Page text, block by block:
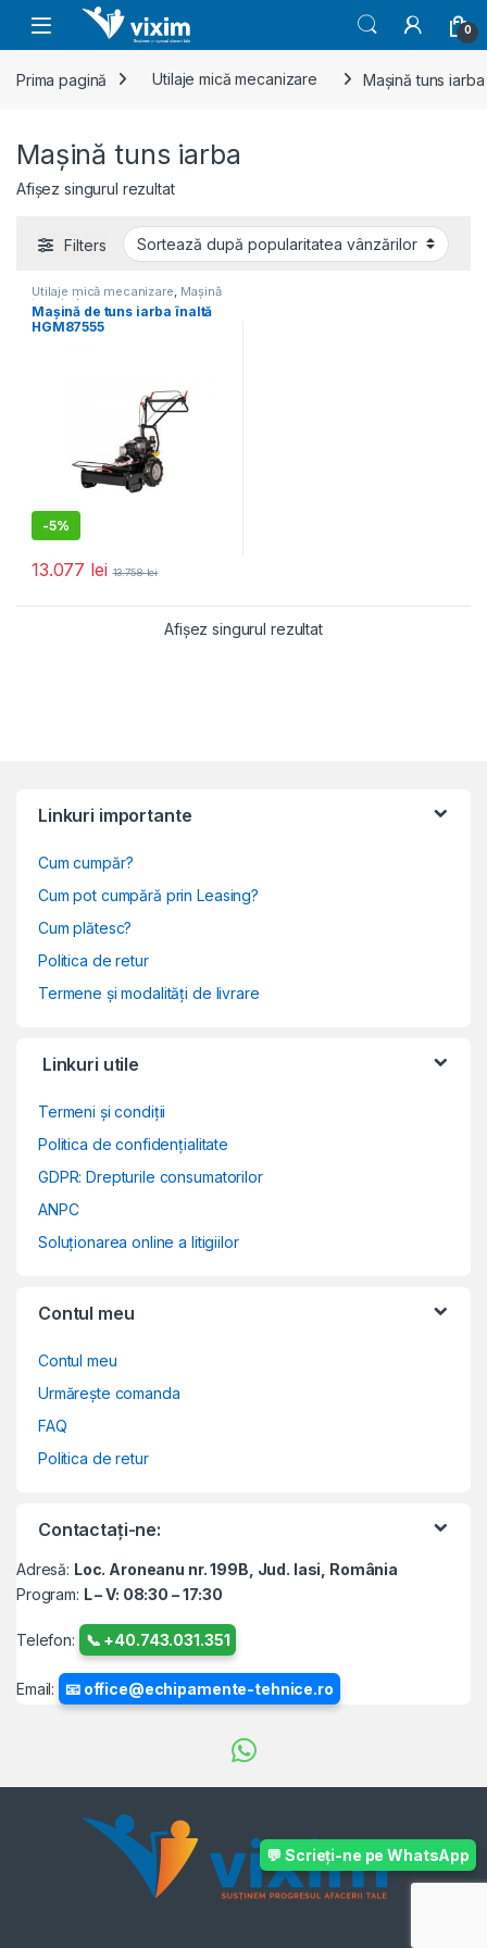
Skip to navigation
Skip to content
0
Prima pagină Utilaje mică mecanizare Mașină tuns iarba
Mașină tuns iarba
Afișez singurul rezultat
Filters
Utilaje mică mecanizare, Mașină
tuns iarba
Mașină de tuns iarba înaltă
HGM87555
-5%
13.077 lei 13.758lei
Afișez singurul rezultat
💬 Scrieți-ne pe WhatsApp
Linkuri importante
Cum cumpăr?
Cum pot cumpără prin Leasing?
Cum plătesc?
Politica de retur
Termene și modalități de livrare
Linkuri utile
Termeni și condiții
Politica de confidențialitate
GDPR: Drepturile consumatorilor
ANPC
Soluționarea online a litigiilor
Contul meu
Contul meu
Urmărește comanda
FAQ
Politica de retur
Contactați-ne:
Adresă: Loc. Aroneanu nr. 199B, Jud. Iasi, România
Program: L – V: 08:30 – 17:30
Telefon: 📞 +40.743.031.351
Email: 📧 office@echipamente-tehnice.ro